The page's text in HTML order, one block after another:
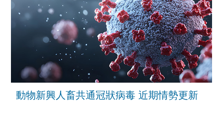
動物新興人畜共通冠狀病毒 近期情勢更新